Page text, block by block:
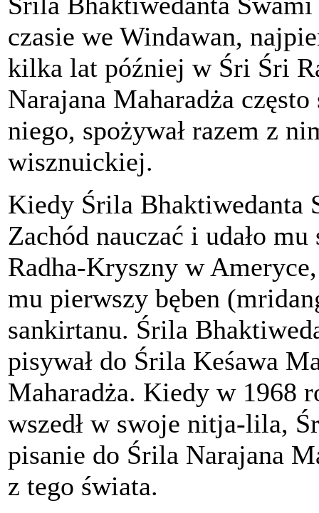
czasie we Windawan,
kilka lat później w Śri Śri
Narajana Maharadża
niego, spożywał razem z
wisznuickiej.
Kiedy Śrila Bhaktiwedanta
Zachód nauczać i udało
Radha-Kryszny w
mu pierwszy bęben
sankirtanu. Śrila
pisywał do Śrila Keśawa
Maharadża. Kiedy w 1968
wszedł w swoje nitja-lila,
pisanie do Śrila Narajana
z tego świata.